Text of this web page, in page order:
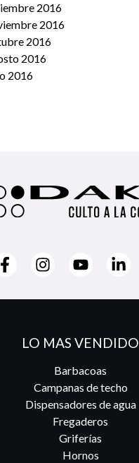
2016
2016
2016
2016
2016
LO MAS VENDIDO
Barbacoas
Campanas de techo
Dispensadores de agua
Fregaderos
Griferías
Hornos